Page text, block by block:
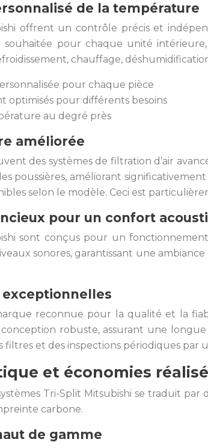
de la température
offrent un contrôle précis et
pour chaque unité
chauffage,
pour chaque pièce
optimisés pour différents besoins
au degré près
améliorée
des systèmes de filtration d’air
poussières, améliorant
selon le modèle. Ceci est
pour un confort
sont conçus pour un
sonores, garantissant une
reconnue pour la qualité et la
robuste, assurant une
et des inspections périodiques
et économies
Tri-Split Mitsubishi se traduit
carbone.
de gamme